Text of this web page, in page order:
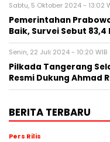
Sabtu, 5 Oktober 2024 - 13:02
Pemerintahan
Baik, Survei Sebut
Senin, 22 Juli 2024 - 10:20 WIB
Pilkada Tangerang
Resmi Dukung Ahmad
BERITA TERBARU
Pers Rilis